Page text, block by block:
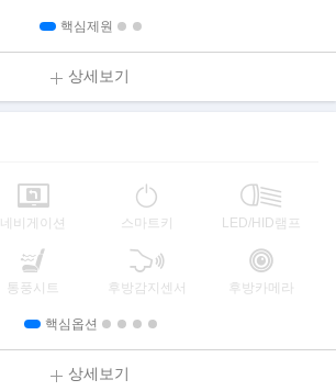
핵심제원
상세보기
네비게이션 스마트키 LED/HID램프
통풍시트 후방감지센서 후방카메라
핵심옵션
상세보기